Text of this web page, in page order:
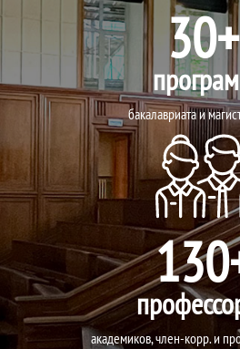
30+
бакалавриата и
академиков, член-корр. и